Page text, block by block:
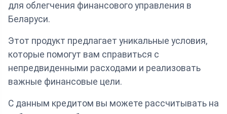
для облегчения финансового управления в
Беларуси.
Этот продукт предлагает уникальные условия,
которые помогут вам справиться с
непредвиденными расходами и реализовать
важные финансовые цели.
С данным кредитом вы можете рассчитывать на